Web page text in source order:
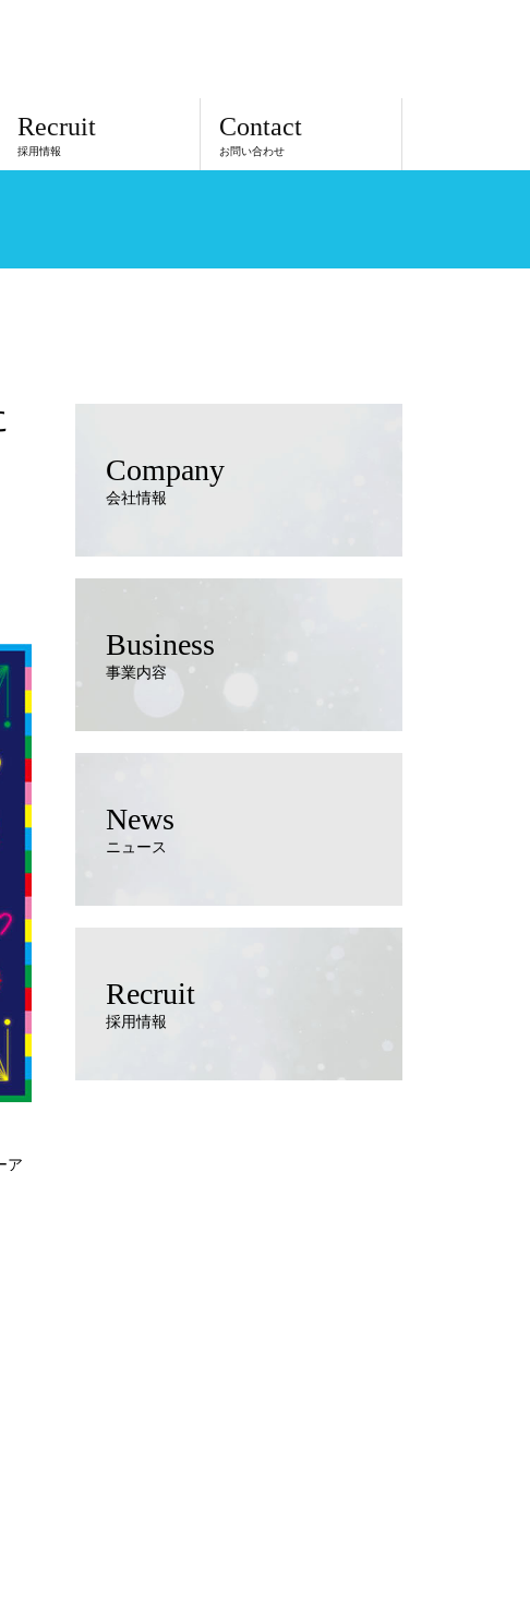
Recruit
採用情報
Contact
お問い合わせ
ア
Company
会社情報
Business
事業内容
News
ニュース
Recruit
採用情報